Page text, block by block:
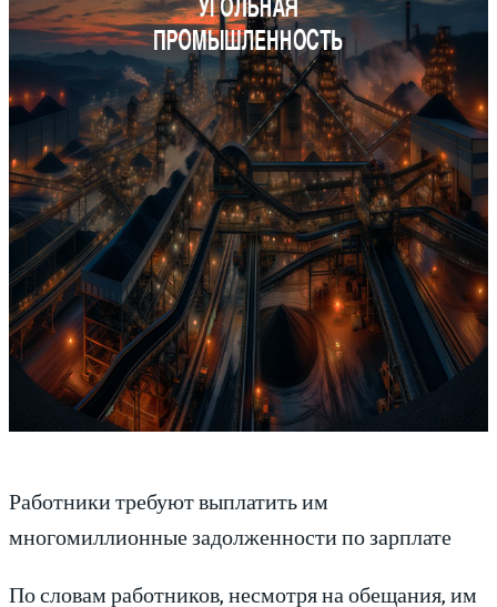
Работники требуют выплатить им
многомиллионные задолженности по зарплате
По словам работников, несмотря на обещания, им